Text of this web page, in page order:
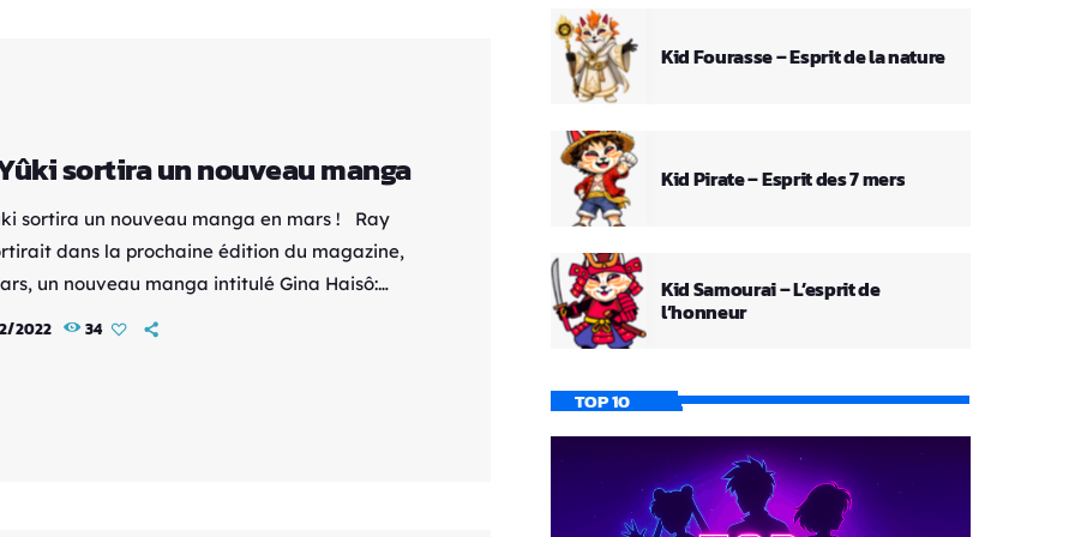
sortira un nouveau manga
sortira un nouveau manga en mars ! Ray
dans la prochaine édition du magazine,
un nouveau manga intitulé Gina Haisô:
Express. Son premier chapitre s'étendra sur 24
2022 34
Kid Fourasse – Esprit de la nature
Kid Pirate – Esprit des 7 mers
Kid Samourai – L’esprit de
l’honneur
TOP 10